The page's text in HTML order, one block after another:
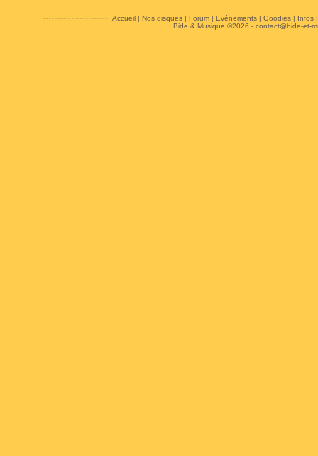
Accueil| Nos disques| Forum| Evénements| Goodies| Infos
Bide & Musique ©2026 - contact@bide-et-